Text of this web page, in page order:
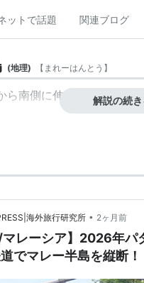
ットで話題 関連ブログ
(地理) 【 まれーはんとう 】
ら南側に伸びる陸地。ア
解説の続
海外旅行研究所 • 2ヶ月前
/マレーシア】2026年
でマレー半島を縦断！